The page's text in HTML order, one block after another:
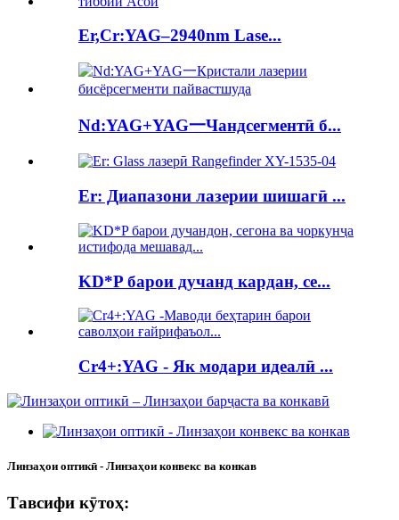
Er,Cr:YAG–2940nm Lase...
Nd:YAG+YAG一Чандсегментӣ б...
Er: Диапазони лазерии шишагӣ ...
KD*P барои дучанд кардан, се...
Cr4+:YAG - Як модари идеалӣ ...
Линзаҳои оптикӣ - Линзаҳои конвекс ва конкав
Тавсифи кӯтоҳ: